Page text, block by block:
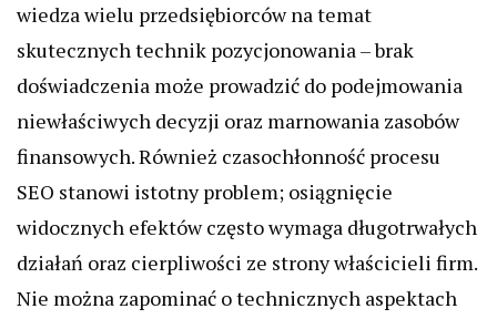
wiedza wielu przedsiębiorców na temat
skutecznych technik pozycjonowania – brak
doświadczenia może prowadzić do podejmowania
niewłaściwych decyzji oraz marnowania zasobów
finansowych. Również czasochłonność procesu
SEO stanowi istotny problem; osiągnięcie
widocznych efektów często wymaga długotrwałych
działań oraz cierpliwości ze strony właścicieli firm.
Nie można zapominać o technicznych aspektach